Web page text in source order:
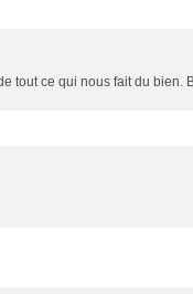
tout ce qui nous fait du bien.